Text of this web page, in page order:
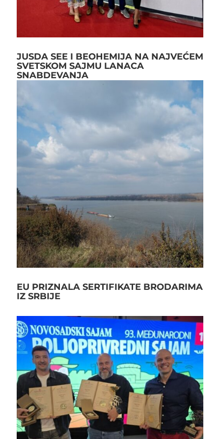
JUSDA SEE I BEOHEMIJA NA NAJVEĆEM
SVETSKOM SAJMU LANACA
SNABDEVANJA
EU PRIZNALA SERTIFIKATE BRODARIMA
IZ SRBIJE